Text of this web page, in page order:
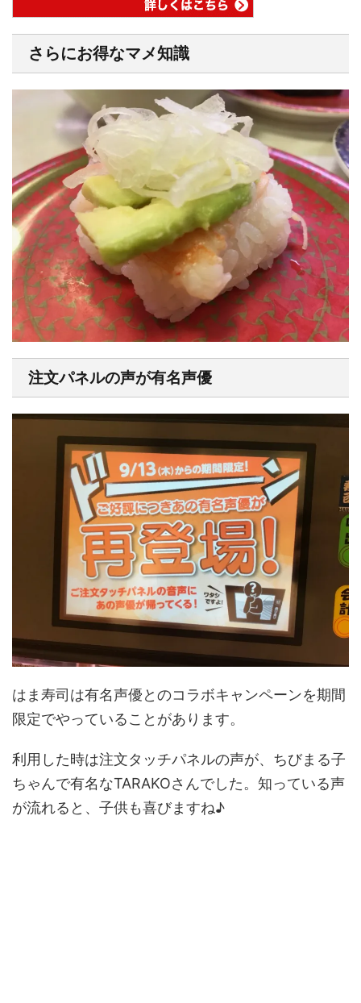
さらにお得なマメ知識
注文パネルの声が有名声優
はま寿司は有名声優とのコラボキャンペーンを期間
限定でやっていることがあります。
利用した時は注文タッチパネルの声が、ちびまる子
ちゃんで有名なTARAKOさんでした。知っている声
が流れると、子供も喜びますね♪